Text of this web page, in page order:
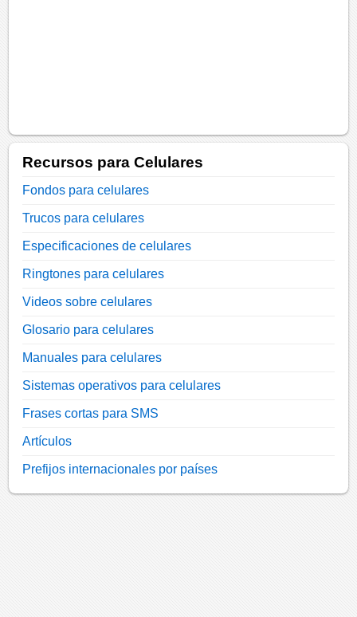
Recursos para Celulares
Fondos para celulares
Trucos para celulares
Especificaciones de celulares
Ringtones para celulares
Videos sobre celulares
Glosario para celulares
Manuales para celulares
Sistemas operativos para celulares
Frases cortas para SMS
Artículos
Prefijos internacionales por países